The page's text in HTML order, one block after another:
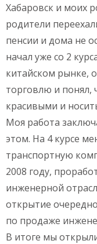
Хабаровск и моих
родители
пенсии и дома не
начал уже со 2
китайском рынке,
торговлю и понял,
красивыми и
Моя работа
этом. На 4 курсе
транспортную
2008 году,
инженерной
открытие
по продаже
В итоге мы